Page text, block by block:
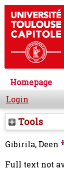
Homepage
Login
Tools
Gibirila, Deen
Full text not